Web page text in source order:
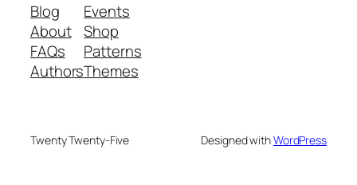
Blog
About
FAQs
Authors
Events
Shop
Patterns
Themes
Twenty Twenty-Five Designed withWordPress